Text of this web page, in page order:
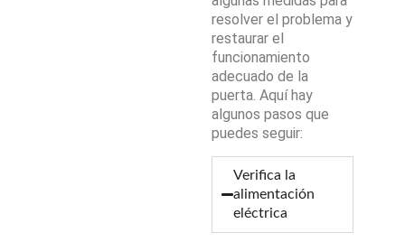
resolver el problema y
restaurar el
funcionamiento
adecuado de la
puerta. Aquí hay
algunos pasos que
puedes seguir:
Verifica la
alimentación
eléctrica